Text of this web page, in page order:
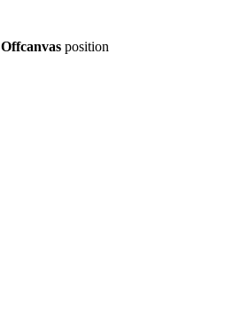
Offcanvas position